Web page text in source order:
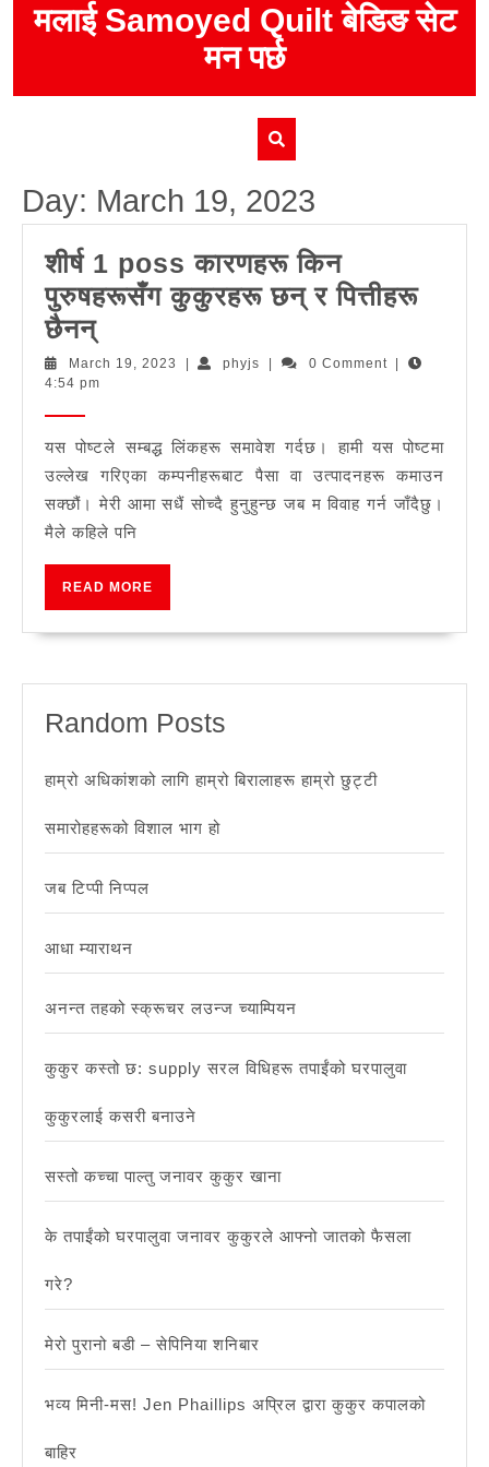
मलाई Samoyed Quilt बेडिङ सेट
मन पर्छ
Day: March 19, 2023
शीर्ष 1 poss कारणहरू किन
पुरुषहरूसँग कुकुरहरू छन् र पित्तीहरू
छैनन्शीर्ष
1
poss
किन
पुरुषहरूसँग
कुकुरहरू
छन्
र
March 19, 2023 March
phyjs phyjs 0 Comment
4:54 pm
यस पोष्टले सम्बद्ध लिंकहरू समावेश गर्दछ। हामी यस पोष्टमा
उल्लेख गरिएका कम्पनीहरूबाट पैसा वा उत्पादनहरू कमाउन
सक्छौं। मेरी आमा सधैं सोच्दै हुनुहुन्छ जब म विवाह गर्न जाँदैछु।
मैले कहिले पनि
READ MORE
Random Posts
हाम्रो अधिकांशको लागि हाम्रो बिरालाहरू हाम्रो छुट्टी
समारोहहरूको विशाल भाग हो
जब टिप्पी निप्पल
आधा म्याराथन
अनन्त तहको स्क्रूचर लउन्ज च्याम्पियन
कुकुर कस्तो छ: supply सरल विधिहरू तपाईंको घरपालुवा
कुकुरलाई कसरी बनाउने
सस्तो कच्चा पाल्तु जनावर कुकुर खाना
के तपाईंको घरपालुवा जनावर कुकुरले आफ्नो जातको फैसला
गरे?
मेरो पुरानो बडी – सेपिनिया शनिबार
भव्य मिनी-मस! Jen Phaillips अप्रिल द्वारा कुकुर कपालको
बाहिर